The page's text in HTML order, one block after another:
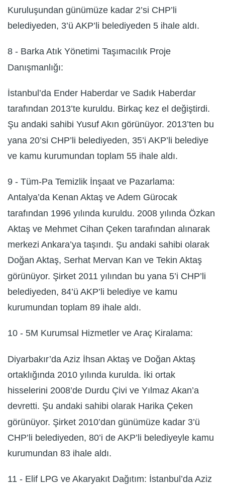
Kuruluşundan günümüze kadar 2’si CHP’li
belediyeden, 3’ü AKP’li belediyeden 5 ihale aldı.
8 - Barka Atık Yönetimi Taşımacılık Proje
Danışmanlığı:
İstanbul’da Ender Haberdar ve Sadık Haberdar
tarafından 2013’te kuruldu. Birkaç kez el değiştirdi.
Şu andaki sahibi Yusuf Akın görünüyor. 2013’ten bu
yana 20’si CHP’li belediyeden, 35’i AKP’li belediye
ve kamu kurumundan toplam 55 ihale aldı.
9 - Tüm-Pa Temizlik İnşaat ve Pazarlama:
Antalya’da Kenan Aktaş ve Adem Gürocak
tarafından 1996 yılında kuruldu. 2008 yılında Özkan
Aktaş ve Mehmet Cihan Çeken tarafından alınarak
merkezi Ankara’ya taşındı. Şu andaki sahibi olarak
Doğan Aktaş, Serhat Mervan Kan ve Tekin Aktaş
görünüyor. Şirket 2011 yılından bu yana 5’i CHP’li
belediyeden, 84’ü AKP’li belediye ve kamu
kurumundan toplam 89 ihale aldı.
10 - 5M Kurumsal Hizmetler ve Araç Kiralama:
Diyarbakır’da Aziz İhsan Aktaş ve Doğan Aktaş
ortaklığında 2010 yılında kurulda. İki ortak
hisselerini 2008’de Durdu Çivi ve Yılmaz Akan’a
devretti. Şu andaki sahibi olarak Harika Çeken
görünüyor. Şirket 2010’dan günümüze kadar 3’ü
CHP’li belediyeden, 80’i de AKP’li belediyeyle kamu
kurumundan 83 ihale aldı.
11 - Elif LPG ve Akaryakıt Dağıtım: İstanbul’da Aziz